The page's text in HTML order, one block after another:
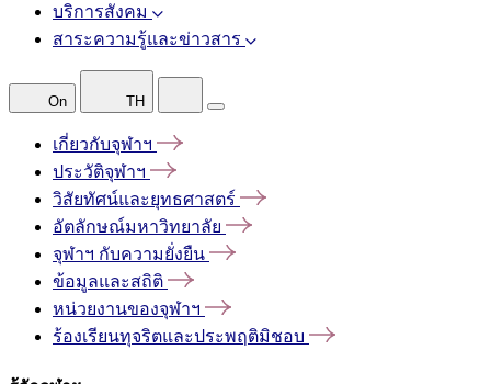
บริการสังคม
สาระความรู้และข่าวสาร
On TH
เกี่ยวกับจุฬาฯ
ประวัติจุฬาฯ
วิสัยทัศน์และยุทธศาสตร์
อัตลักษณ์มหาวิทยาลัย
จุฬาฯ กับความยั่งยืน
ข้อมูลและสถิติ
หน่วยงานของจุฬาฯ
ร้องเรียนทุจริตและประพฤติมิชอบ